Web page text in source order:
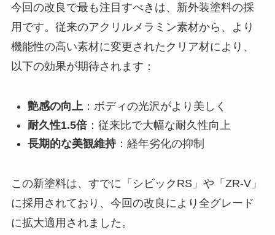
今回の改良で最も注目すべきは、新外装塗料の採
用です。従来のアクリルメラミン素材から、より
機能性の高い素材に変更されたクリア材により、
以下の効果が期待されます：
艶感の向上：ボディの光沢がより美しく
耐久性1.5倍：従来比で大幅な耐久性向上
長期的な美観維持：経年劣化の抑制
この新塗料は、すでに「シビックRS」や「ZR-V」
に採用されており、今回の改良により全グレード
に拡大適用されました。